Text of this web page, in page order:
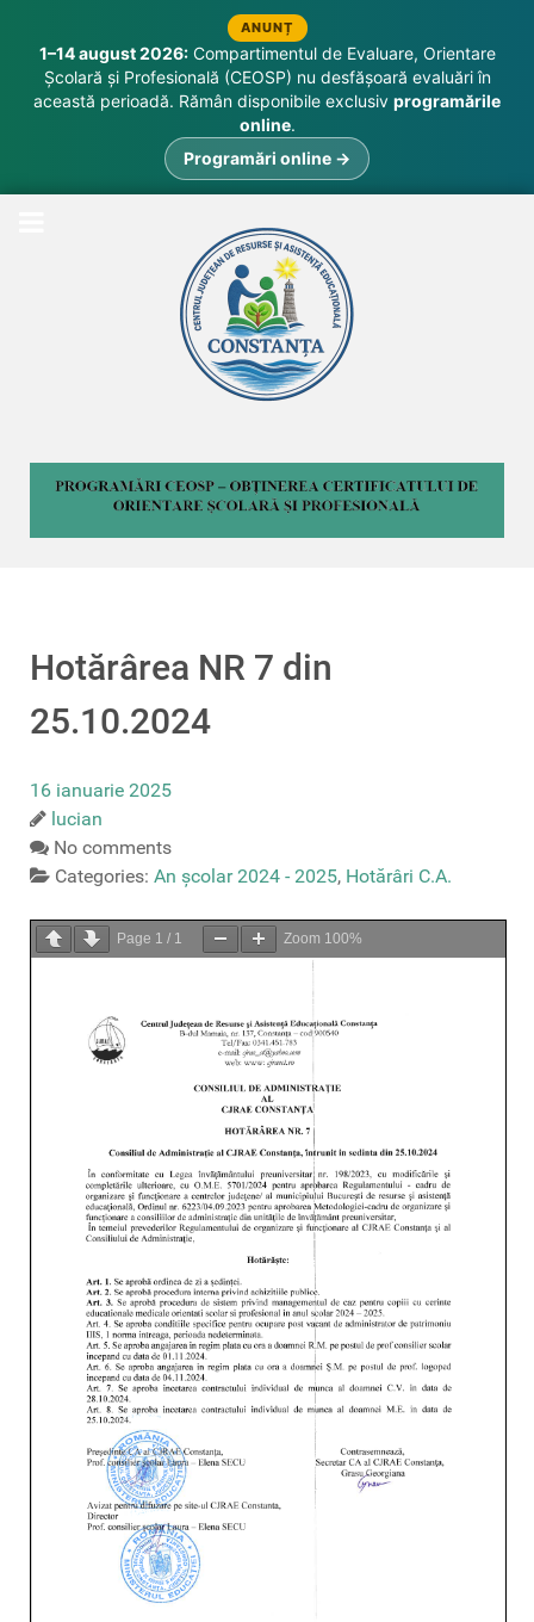
ANUNȚ
1–14 august 2026:Compartimentul de Evaluare, Orientare
Școlară și Profesională (CEOSP) nu desfășoară evaluări în
această perioadă. Rămân disponibile exclusiv programările
online.
Programări online →
Hotărârea NR 7 din
25.10.2024
16 ianuarie 2025
lucian
No comments
Categories: An școlar 2024 - 2025, Hotărâri C.A.
Page 1 / 1 Zoom 100%